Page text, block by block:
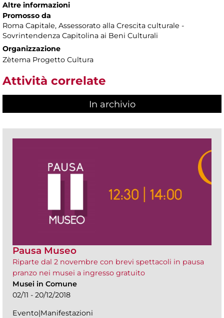
Altre informazioni
Promosso da
Roma Capitale, Assessorato alla Crescita culturale -
Sovrintendenza Capitolina ai Beni Culturali
Organizzazione
Zètema Progetto Cultura
Attività correlate
In archivio
Pausa Museo
Riparte dal 2 novembre con brevi spettacoli in pausa
pranzo nei musei a ingresso gratuito
Musei in Comune
02/11 - 20/12/2018
Evento|Manifestazioni